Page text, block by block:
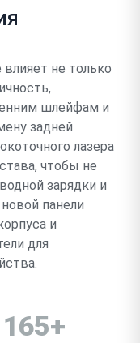
влияет не только
шлейфам и
задней
лазера
чтобы не
зарядки и
панели
и
для